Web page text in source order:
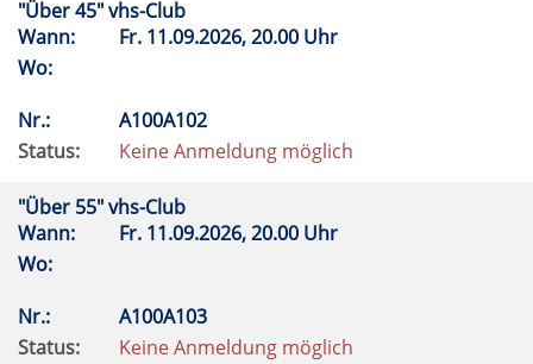
"Über 45" vhs-Club
Wann:
Fr. 11.09.2026, 20.00 Uhr
Wo:
Nr.:
A100A102
Status:
Keine Anmeldung möglich
"Über 55" vhs-Club
Wann:
Fr. 11.09.2026, 20.00 Uhr
Wo:
Nr.:
A100A103
Status:
Keine Anmeldung möglich